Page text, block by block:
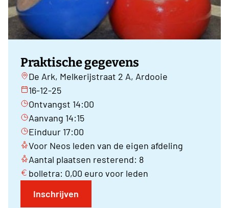
Praktische gegevens
De Ark, Melkerijstraat 2 A, Ardooie
16-12-25
Ontvangst 14:00
Aanvang 14:15
Einduur 17:00
Voor Neos leden van de eigen afdeling
Aantal plaatsen resterend: 8
bolletra: 0,00 euro voor leden
Inschrijven